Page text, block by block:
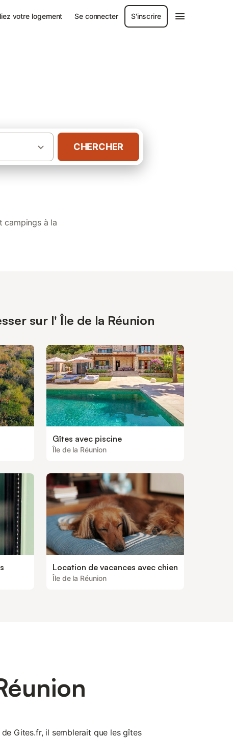
votre logement Se connecter S'inscrire
CHERCHER
sur l' Île de la Réunion
Gîtes avec piscine
Île de la Réunion
Location de vacances avec chien
Île de la Réunion
Gites.fr, il semblerait que les gîtes